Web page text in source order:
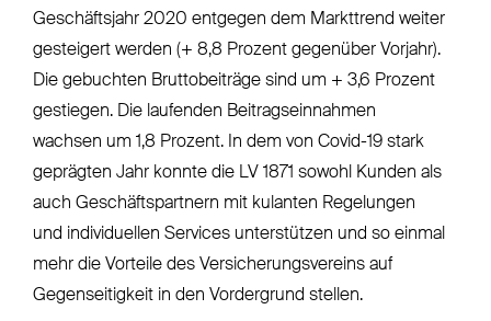
Geschäftsjahr 2020 entgegen dem Markttrend weiter
gesteigert werden (+ 8,8 Prozent gegenüber Vorjahr).
Die gebuchten Bruttobeiträge sind um + 3,6 Prozent
gestiegen. Die laufenden Beitragseinnahmen
wachsen um 1,8 Prozent. In dem von Covid-19 stark
geprägten Jahr konnte die LV 1871 sowohl Kunden als
auch Geschäftspartnern mit kulanten Regelungen
und individuellen Services unterstützen und so einmal
mehr die Vorteile des Versicherungsvereins auf
Gegenseitigkeit in den Vordergrund stellen.